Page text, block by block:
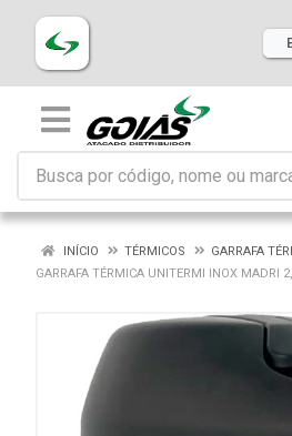
INÍCIO TÉRMICOS
GARRAFA
GARRAFA TÉRMICA UNITERMI INOX MADRI